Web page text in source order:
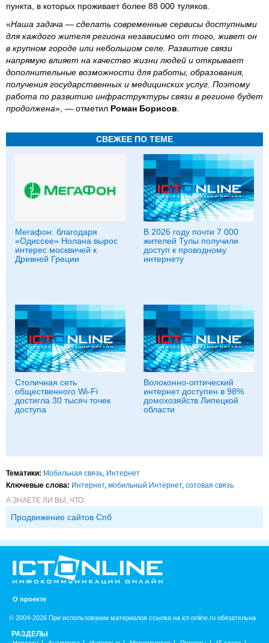
пункта, в которых проживает более 88 000 туляков.
«Наша задача — сделать современные сервисы доступными
для каждого жителя региона независимо от того, живет он
в крупном городе или небольшом селе. Развитие связи
напрямую влияет на качество жизни людей и открывает
дополнительные возможности для работы, образования,
получения государственных и медицинских услуг. Поэтому
работа по развитию инфраструктуры связи в регионе будет
продолжена», — отметил Роман Борисов
СВЕЖЕЕ ПО ТЕМЕ
Мегафон: благодаря
«Одиссее» Нолана вырос
интерес москвичей к
Древней Греции
В 2026 году почти 7 000
жителей Тулы получили
доступ к проводному
интернету
Столичная сеть
общественного Wi-Fi
достигла 30 тысяч точек
доступа
Волоконно-оптический
интернет доступен в 98%
домохозяйств Липецкой
области
Тематики: Мобильная связь Интернет
Ключевые слова: Интернет, мобильный Интернет, сотовая связь
А ЗНАЕТЕ ЛИ ВЫ, ЧТО:
Продвижение сайтов Спб
О проекте
© 2004-2026 При использовании материалов ссылка на ict-online.ru обязательна
РАЗДЕЛЫ